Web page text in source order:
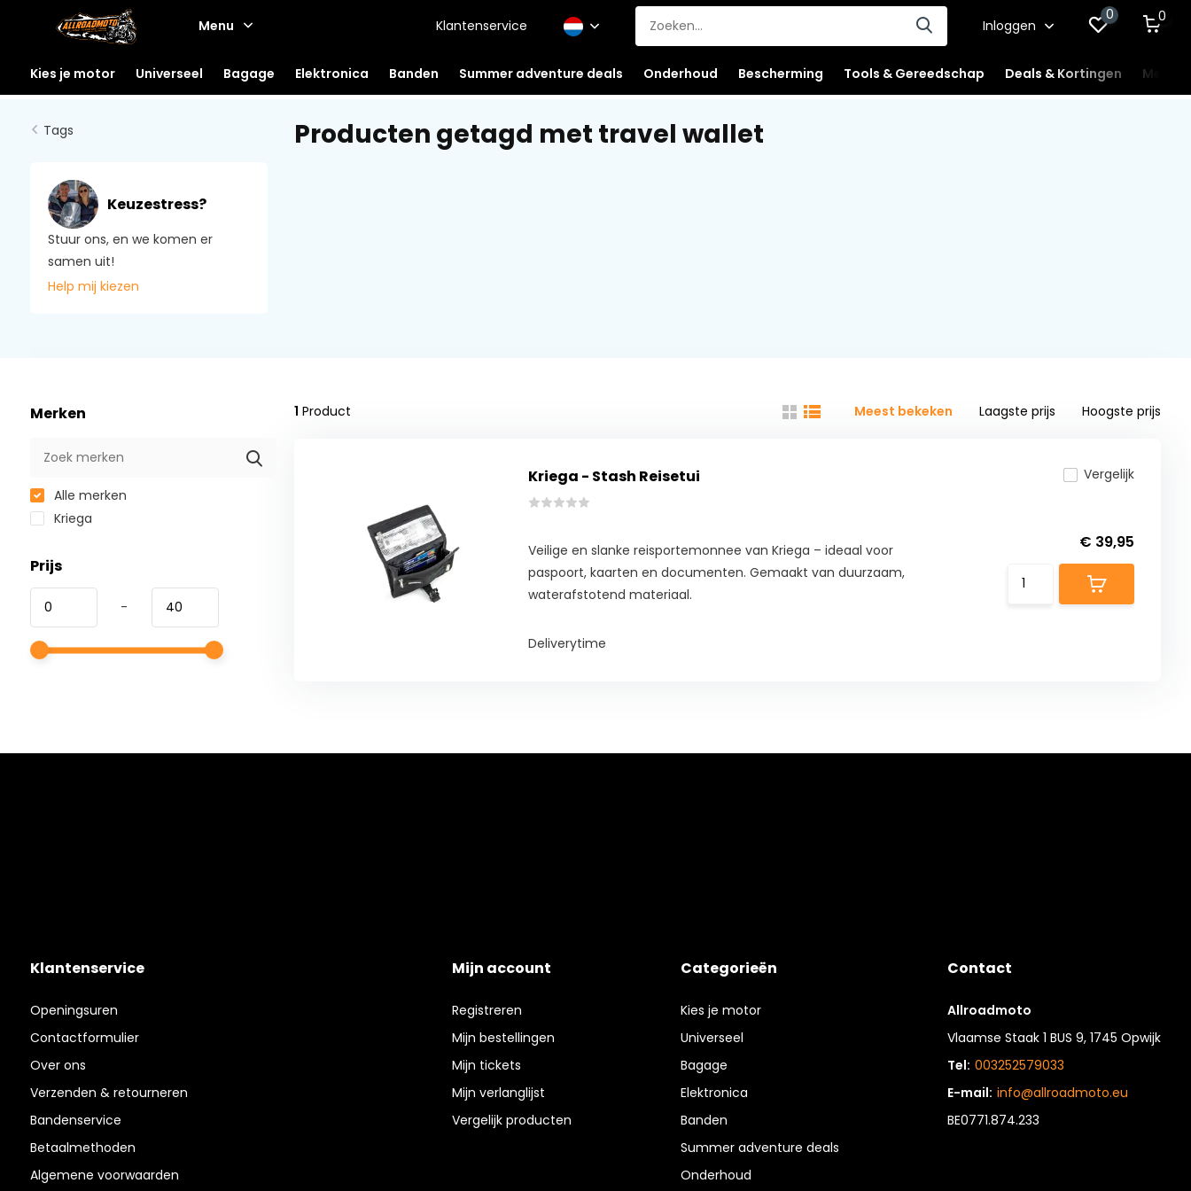
Menu Klantenservice Inloggen
0 0
Kies je motor Universeel Bagage Elektronica Banden Summer adventure deals Onderhoud Bescherming Tools & Gereedschap Deals & Kortingen
Tags
Keuzestress?
Stuur ons, en we komen er
samen uit!
Help mij kiezen
Producten getagd met travel wallet
Merken
Alle merken
Kriega
Prijs
-
1 Product Meest bekeken Laagste prijs Hoogste prijs
Kriega - Stash Reisetui
Veilige en slanke reisportemonnee van Kriega – ideaal voor
paspoort, kaarten en documenten. Gemaakt van duurzaam,
waterafstotend materiaal.
Deliverytime
Vergelijk
€ 39,95
Klantenservice
Openingsuren
Contactformulier
Over ons
Verzenden & retourneren
Bandenservice
Betaalmethoden
Algemene voorwaarden
Mijn account
Registreren
Mijn bestellingen
Mijn tickets
Mijn verlanglijst
Vergelijk producten
Categorieën
Kies je motor
Universeel
Bagage
Elektronica
Banden
Summer adventure deals
Onderhoud
Contact
Allroadmoto
Vlaamse Staak 1 BUS 9, 1745 Opwijk
Tel: 003252579033
E-mail: info@allroadmoto.eu
BE0771.874.233